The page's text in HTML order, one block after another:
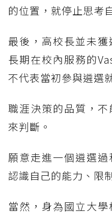
的位置，就停止思考
最後，高校長並未
長期在校內服務的
不代表當初參與遴選
職涯決策的品質，
來判斷。
願意走進一個遴選
認識自己的能力、限
當然，身為國立大